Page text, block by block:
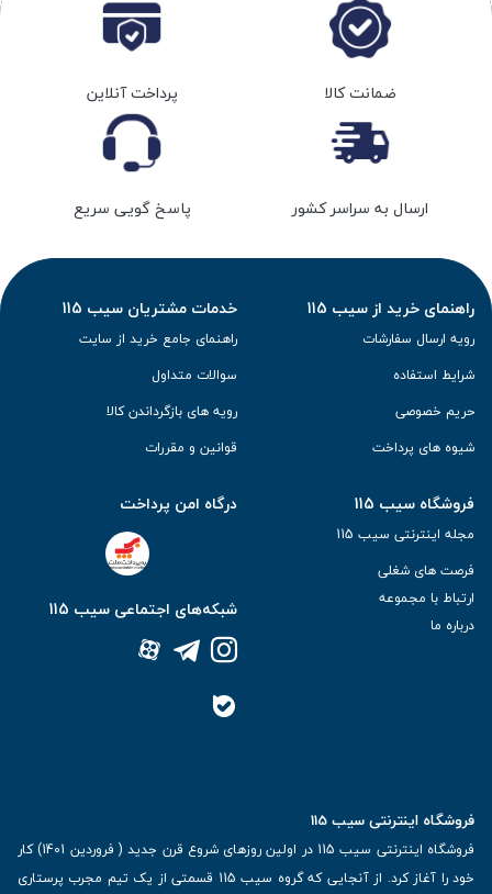
ضمانت کالا پرداخت آنلاین
ارسال به سراسر کشور پاسخ گویی سریع
راهنمای خرید از سیب 115
رویه ارسال سفارشات
شرایط استفاده
حریم خصوصی
شیوه های پرداخت
خدمات مشتریان سیب 115
راهنمای جامع خرید از سایت
سوالات متداول
رویه های بازگرداندن کالا
قوانین و مقررات
فروشگاه سیب 115
مجله اینترنتی سیب 115
فرصت های شغلی
ارتباط با مجموعه
درباره ما
درگاه امن پرداخت
شبکه‌های اجتماعی سیب 115
فروشگاه اینترنتی سیب 115
فروشگاه اینترنتی سیب 115 در اولین روزهای شروع قرن جدید ( فروردین 1401) کار
خود را آغاز کرد. از آنجایی که گروه سیب 115 قسمتی از یک تیم مجرب پرستاری